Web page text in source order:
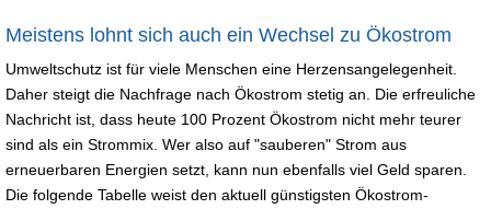
Meistens lohnt sich auch ein Wechsel zu Ökostrom
Umweltschutz ist für viele Menschen eine Herzensangelegenheit.
Daher steigt die Nachfrage nach Ökostrom stetig an. Die erfreuliche
Nachricht ist, dass heute 100 Prozent Ökostrom nicht mehr teurer
sind als ein Strommix. Wer also auf "sauberen" Strom aus
erneuerbaren Energien setzt, kann nun ebenfalls viel Geld sparen.
Die folgende Tabelle weist den aktuell günstigsten Ökostrom-